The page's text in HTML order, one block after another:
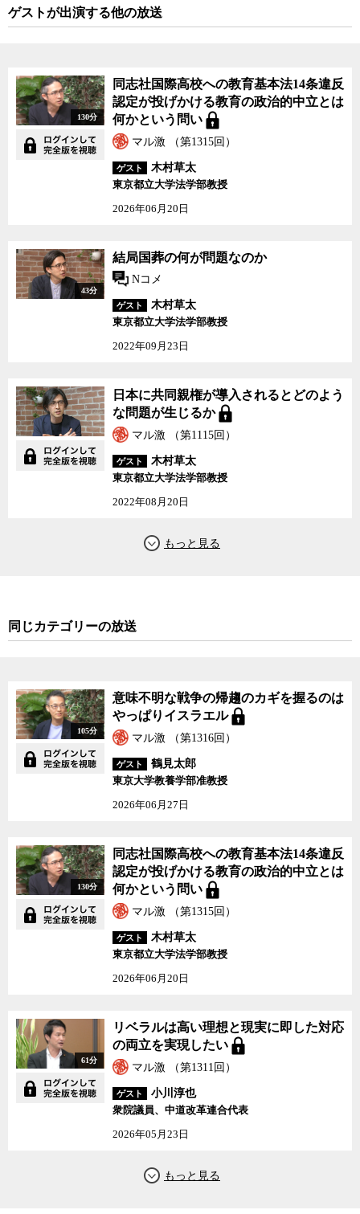
はもう一つ73条というものがある。ここには、内閣は「法律の定め
を代行する内閣総理大臣の図式を主張するのは結構だが、結局のと
ころ73条で公務員の人事は法律に則ったものでなければならないこ
とが書いてある以上、最終的には学術会議法7条2項をどう解釈する
かが、この問題のカギを握ることに変わりはない。
そして、今回その学術会議法7条2項の「推薦に基づき任命する」の
条文が、その法律の立案者や当時の内閣法制局によって、総理の任
「形式的行為」に過ぎないことを意味していることが明確になった
これは菅政権が明確な違法行為を働いていたことを意味し、重大な
問題だ。しかし、世の中は今や桜を見る会の進展に目が向き、これ
ほど重要な国会審議や菅政権が違法行為を働いていた可能性が高い
という新たな事実にはほとんど気づいていない。この国会審議がち
アメリカ大統領選挙
で勝者不明のまま開票が進むただ中であ
15条に基づく首相の任命権の解釈はまったく的はずれだったことだ
けは、われわれも強く認識しておく必要がある。
また、先人達は未来の政権の中に学術会議法の条文の解釈を勝手に
変更し、推薦者リストから一部の候補を拒絶するような不届き者政
権が出ないとも限らないことを予め予見した上で、その可能性を摘
んでおくために、条文の解釈をしつこいくらい繰り返し「形式的な
年後の今、われわれはあの法案を簡単に拡大解釈し、政治の学問へ
の介入を容易に許してしまうような状況を避けることが可能になっ
今週は憲法学者の木村草太氏をゲストに招き、学術会議の任命拒否
問題を憲法的視点から確認した上で、11月5日の参議院予算委員会で
しているのかなどを、ジャーナリスト神保哲生、社会学者の宮台真
司と議論した。
ゲストが出演する他の放送
130分
同志社国際高校への教育基本法14条違反
認定が投げかける教育の政治的中立とは
何かという問い
マル激 （第1315回）
ゲスト
木村草太
東京都立大学法学部教授
2026年06月20日
43分
結局国葬の何が問題なのか
Nコメ
ゲスト
木村草太
東京都立大学法学部教授
2022年09月23日
日本に共同親権が導入されるとどのよう
な問題が生じるか
マル激 （第1115回）
ゲスト
木村草太
東京都立大学法学部教授
2022年08月20日
同じカテゴリーの放送
105分
意味不明な戦争の帰趨のカギを握るのは
やっぱりイスラエル
マル激 （第1316回）
ゲスト
鶴見太郎
東京大学教養学部准教授
2026年06月27日
130分
同志社国際高校への教育基本法14条違反
認定が投げかける教育の政治的中立とは
何かという問い
マル激 （第1315回）
ゲスト
木村草太
東京都立大学法学部教授
2026年06月20日
61分
リベラルは高い理想と現実に即した対応
の両立を実現したい
マル激 （第1311回）
ゲスト
小川淳也
衆院議員、中道改革連合代表
2026年05月23日